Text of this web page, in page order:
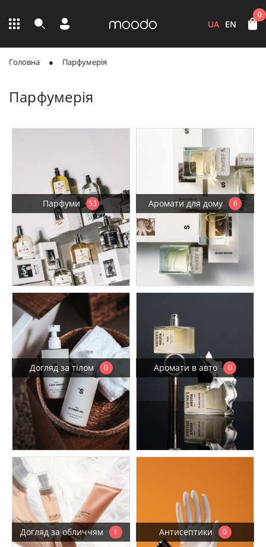
UA EN
0
Головна Парфумерія
Парфумерія
Парфуми 53 Аромати для дому 6
Догляд за тілом 0 Аромати в авто 0
Догляд за обличчям 1 Антисептики 0